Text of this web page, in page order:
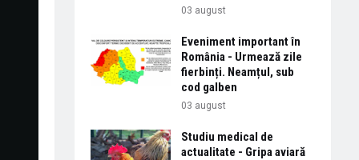
03 august
Eveniment important în
România - Urmează zile
fierbinți. Neamțul, sub
cod galben
03 august
Studiu medical de
actualitate - Gripa aviară